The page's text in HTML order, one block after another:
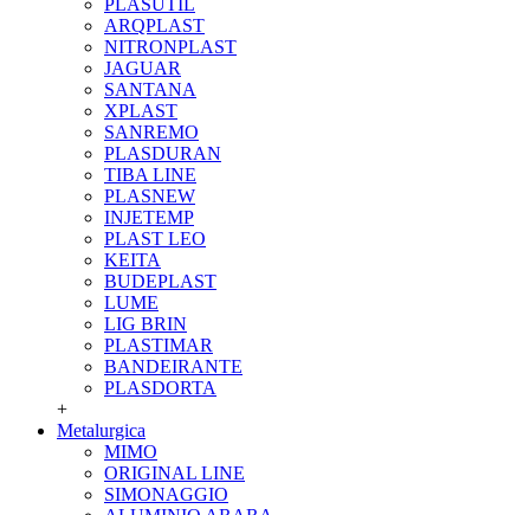
PLASUTIL
ARQPLAST
NITRONPLAST
JAGUAR
SANTANA
XPLAST
SANREMO
PLASDURAN
TIBA LINE
PLASNEW
INJETEMP
PLAST LEO
KEITA
BUDEPLAST
LUME
LIG BRIN
PLASTIMAR
BANDEIRANTE
PLASDORTA
+
Metalurgica
MIMO
ORIGINAL LINE
SIMONAGGIO